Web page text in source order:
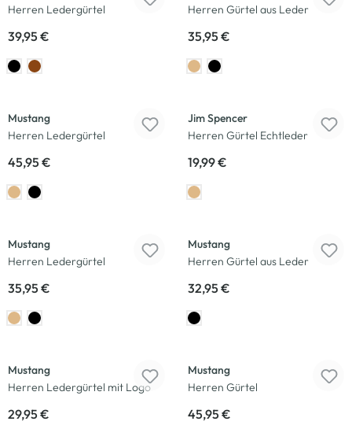
Herren Ledergürtel
39,95 €
Herren Gürtel aus Leder
35,95 €
Mustang
Herren Ledergürtel
45,95 €
Jim Spencer
Herren Gürtel Echtleder
19,99 €
Mustang
Herren Ledergürtel
35,95 €
Mustang
Herren Gürtel aus Leder
32,95 €
Mustang
Herren Ledergürtel mit Logo
29,95 €
Mustang
Herren Gürtel
45,95 €